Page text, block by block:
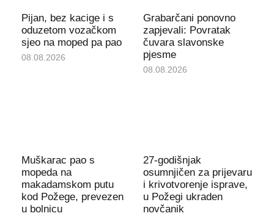
Pijan, bez kacige i s
oduzetom vozačkom
sjeo na moped pa pao
08.08.2026
Grabarčani ponovno
zapjevali: Povratak
čuvara slavonske
pjesme
08.08.2026
Muškarac pao s
mopeda na
makadamskom putu
kod Požege, prevezen
u bolnicu
27-godišnjak
osumnjičen za prijevaru
i krivotvorenje isprave,
u Požegi ukraden
novčanik